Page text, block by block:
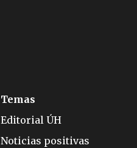
Temas
Editorial ÚH
Noticias positivas